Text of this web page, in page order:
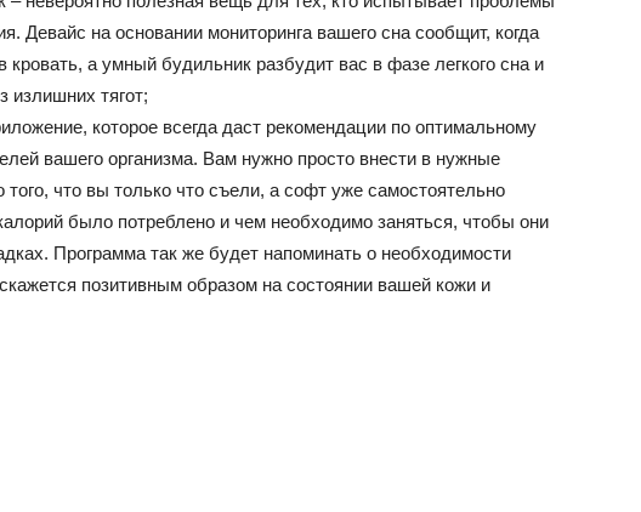
Девайс на основании мониторинга вашего сна сообщит, когда
кровать, а умный будильник разбудит вас в фазе легкого сна и
излишних тягот;
которое всегда даст рекомендации по оптимальному
вашего организма. Вам нужно просто внести в нужные
того, что вы только что съели, а софт уже самостоятельно
было потреблено и чем необходимо заняться, чтобы они
Программа так же будет напоминать о необходимости
позитивным образом на состоянии вашей кожи и